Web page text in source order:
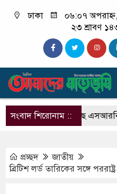
ঢাকা
০৬:০৭
২৩ শ্রাবণ
সংবাদ শিরোনাম ::
নাম বদলে আসছে এসআরবি
প্রচ্ছদ
জাতীয়
ব্রিটিশ লর্ড তারিকের সঙ্গে পররাষ্ট্র